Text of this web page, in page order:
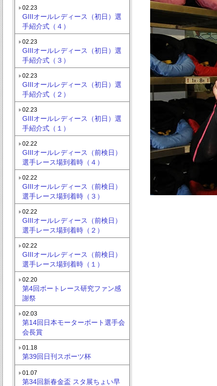
02.23
GIIIオールレディース（初日）選
手紹介式（４）
02.23
GIIIオールレディース（初日）選
手紹介式（３）
02.23
GIIIオールレディース（初日）選
手紹介式（２）
02.23
GIIIオールレディース（初日）選
手紹介式（１）
02.22
GIIIオールレディース（前検日）
選手レース場到着時（４）
02.22
GIIIオールレディース（前検日）
選手レース場到着時（３）
02.22
GIIIオールレディース（前検日）
選手レース場到着時（２）
02.22
GIIIオールレディース（前検日）
選手レース場到着時（１）
02.20
第4回ボートレース研究ファン感
謝祭
02.03
第14回日本モーターボート選手会
会長賞
01.18
第39回日刊スポーツ杯
01.07
第34回新春金盃 スタ展ちょい早